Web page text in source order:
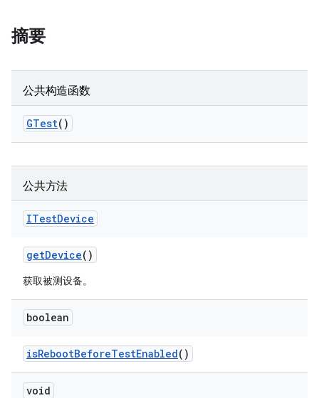
摘要
公共构造函数
GTest()
公共方法
ITestDevice
getDevice()
获取被测设备。
boolean
isRebootBeforeTestEnabled()
void